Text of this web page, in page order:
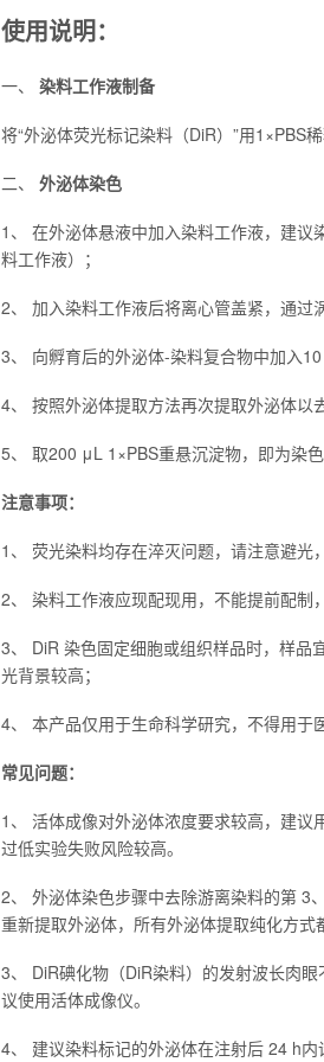
使用说明：
一、 染料工作液制备
将“外泌体荧光标记染料（DiR）”用1×PBS
二、 外泌体染色
1、 在外泌体悬液中加入染料工作液，建
料工作液）；
2、 加入染料工作液后将离心管盖紧，通
3、 向孵育后的外泌体-染料复合物中加入10
4、 按照外泌体提取方法再次提取外泌体以
5、 取200 μL 1×PBS重悬沉淀物，即为染色
注意事项：
1、 荧光染料均存在淬灭问题，请注意避光
2、 染料工作液应现配现用，不能提前配制
3、 DiR 染色固定细胞或组织样品时，样品
光背景较高；
4、 本产品仅用于生命科学研究，不得用于
常见问题：
1、 活体成像对外泌体浓度要求较高，建
过低实验失败风险较高。
2、 外泌体染色步骤中去除游离染料的第 3
重新提取外泌体，所有外泌体提取纯化方式
3、 DiR碘化物（DiR染料）的发射波长肉
议使用活体成像仪。
4、 建议染料标记的外泌体在注射后 24 h